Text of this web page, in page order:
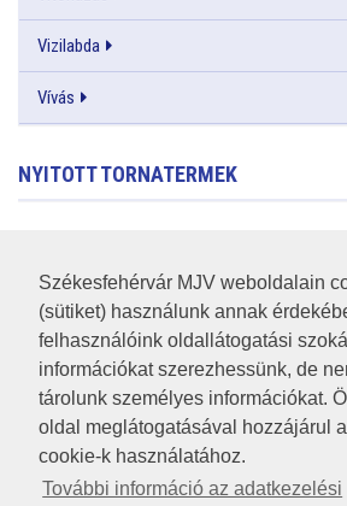
Székesfehérvár MJV weboldalain
(sütiket) használunk annak
felhasználóink oldallátogatási
információkat szerezhessünk, de
tárolunk személyes információkat.
oldal meglátogatásával hozzájárul
cookie-k használatához.
További információ az adatkezelési
Vizilabda
Vívás
NYITOTT TORNATERMEK
RSS
A HONLAP 2017.03.31-I ÁLLAPOTA
JOGI NYILATKOZAT
IMPRESSZUM